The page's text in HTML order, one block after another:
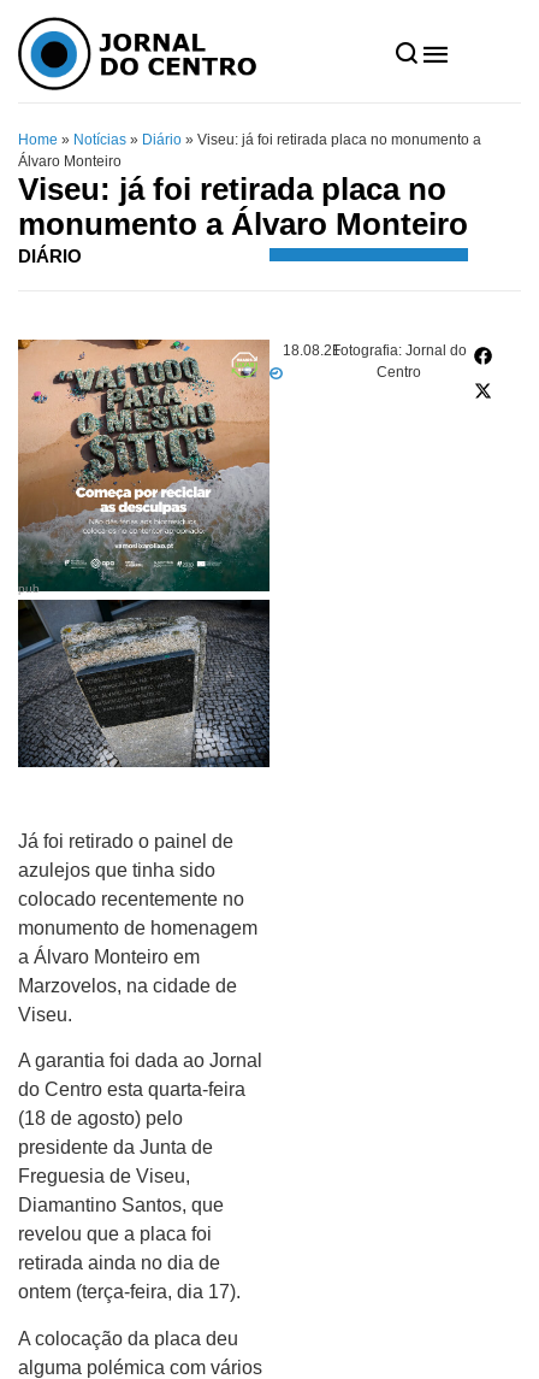
Home » Notícias » Diário » Viseu: já foi retirada placa no monumento a
Álvaro Monteiro
Viseu: já foi retirada placa no
monumento a Álvaro Monteiro
DIÁRIO
18.08.21Fotografia: Jornal do
Centro
pub
Já foi retirado o painel de
azulejos que tinha sido
colocado recentemente no
monumento de homenagem
a Álvaro Monteiro em
Marzovelos, na cidade de
Viseu.
A garantia foi dada ao Jornal
do Centro esta quarta-feira
(18 de agosto) pelo
presidente da Junta de
Freguesia de Viseu,
Diamantino Santos, que
revelou que a placa foi
retirada ainda no dia de
ontem (terça-feira, dia 17).
A colocação da placa deu
alguma polémica com vários